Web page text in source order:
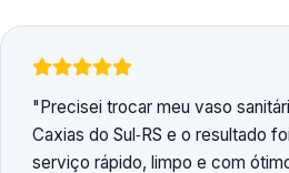
Precisei trocar meu vaso
Caxias do Sul‑RS e o resultado
serviço rápido, limpo e com